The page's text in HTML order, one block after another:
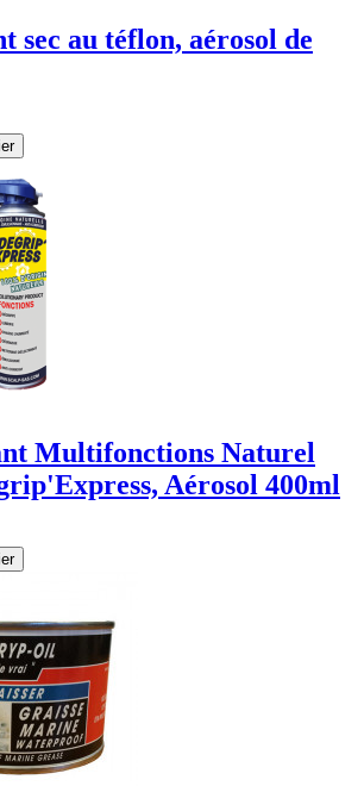
sec au téflon, aérosol de
Multifonctions Naturel
Aérosol 400ml